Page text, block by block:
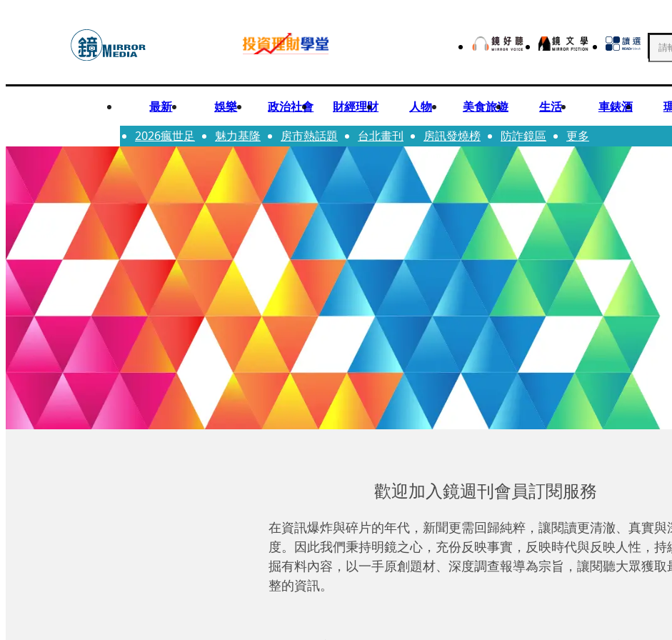
最新 娛樂 政治社會 財經理財 人物 美食旅遊 生活 車錶酒
2026瘋世足
魅力基隆 房市熱話題 台北畫刊 房訊發燒榜 防詐鏡區 更多
歡迎加入鏡週刊會員訂閱服務
在資訊爆炸與碎片的年代，新聞更需回歸純粹，讓閱讀更清澈、真實與
度。因此我們秉持明鏡之心，充份反映事實，反映時代與反映人性，持
掘有料內容，以一手原創題材、深度調查報導為宗旨，讓閱聽大眾獲取
整的資訊。